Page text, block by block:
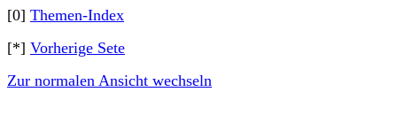
[0] Themen-Index
[*] Vorherige Sete
Zur normalen Ansicht wechseln